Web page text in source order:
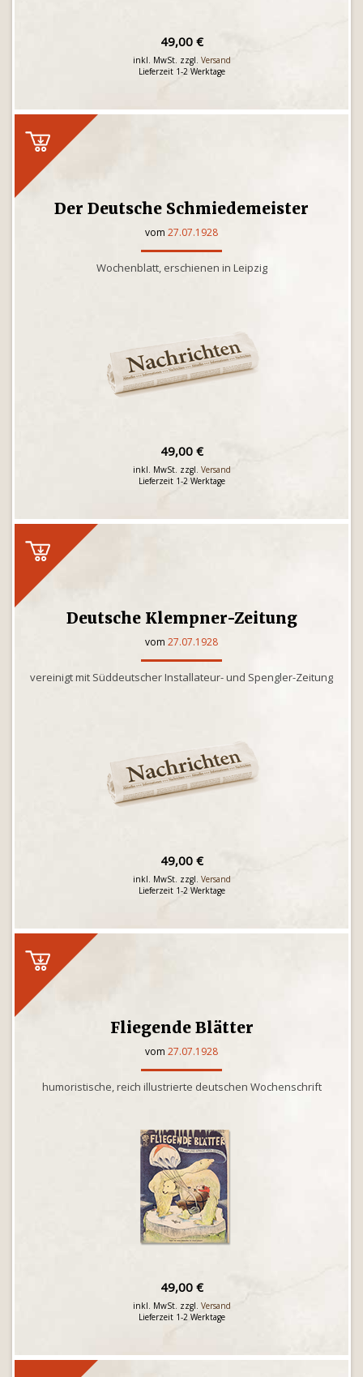
49,00 €
inkl. MwSt. zzgl. Versand
Lieferzeit 1-2 Werktage
Der Deutsche Schmiedemeister
vom 27.07.1928
Wochenblatt, erschienen in Leipzig
49,00 €
inkl. MwSt. zzgl. Versand
Lieferzeit 1-2 Werktage
Deutsche Klempner-Zeitung
vom 27.07.1928
vereinigt mit Süddeutscher Installateur- und Spengler-Zeitung
49,00 €
inkl. MwSt. zzgl. Versand
Lieferzeit 1-2 Werktage
Fliegende Blätter
vom 27.07.1928
humoristische, reich illustrierte deutschen Wochenschrift
49,00 €
inkl. MwSt. zzgl. Versand
Lieferzeit 1-2 Werktage